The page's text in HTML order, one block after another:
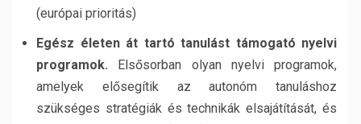
(európai prioritás)
Egész életen át tartó tanulást támogató nyelvi
programok. Elsősorban olyan nyelvi programok,
amelyek elősegítik az autonóm tanuláshoz
szükséges stratégiák és technikák elsajátítását, és